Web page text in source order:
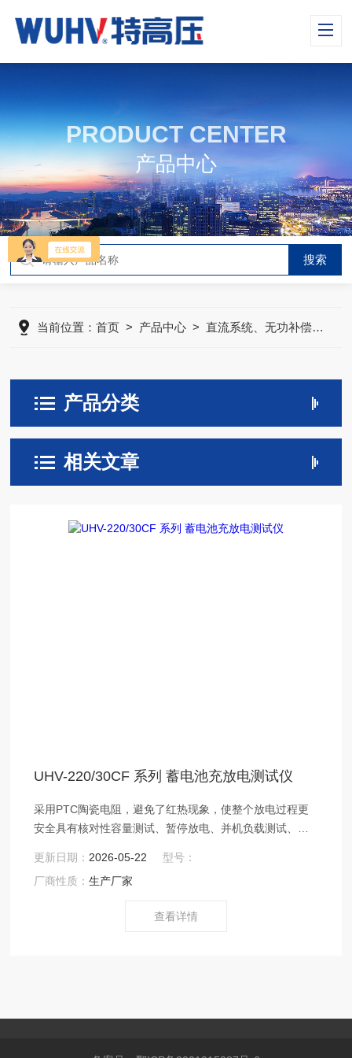
PRODUCT CENTER
产品中心
当前位置：首页 > 产品中心 >直流系统、无功补偿、电池电机检测仪器
产品分类
相关文章
UHV-220/30CF 系列 蓄电池充放电测试仪
采用PTC陶瓷电阻，避免了红热现象，使整个放电过程更
安全具有核对性容量测试、暂停放电、并机负载测试、在
液晶中英文显示
更新日期： 2026-05-22
型号：
厂商性质：生产厂家
查看详情